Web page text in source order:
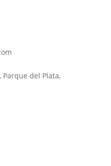
Parque del Plata,